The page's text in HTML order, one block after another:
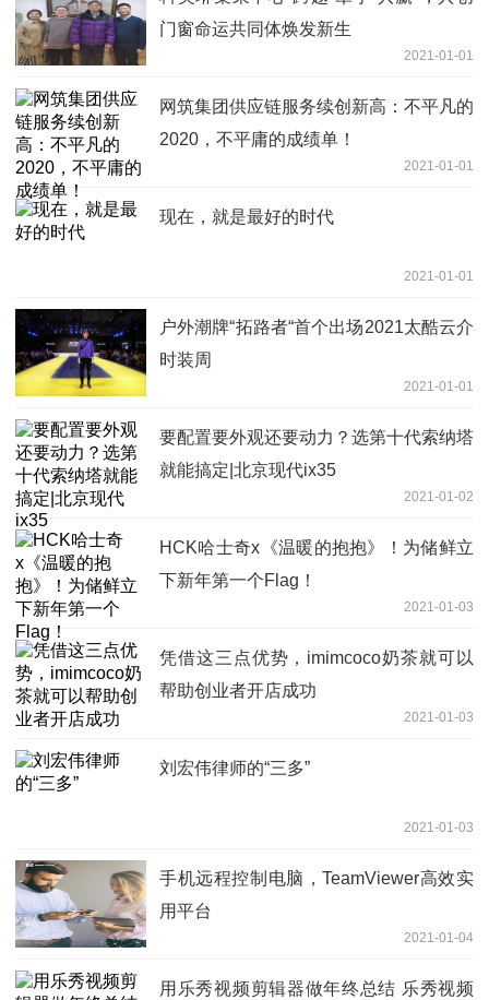
门窗命运共同体焕发新生
2021-01-01
网筑集团供应链服务续创新高：不平凡的
2020，不平庸的成绩单！
2021-01-01
现在，就是最好的时代
2021-01-01
户外潮牌“拓路者“首个出场2021太酷云介
时装周
2021-01-01
要配置要外观还要动力？选第十代索纳塔
就能搞定|北京现代ix35
2021-01-02
HCK哈士奇x《温暖的抱抱》！为储鲜立
下新年第一个Flag！
2021-01-03
凭借这三点优势，imimcoco奶茶就可以
帮助创业者开店成功
2021-01-03
刘宏伟律师的“三多”
2021-01-03
手机远程控制电脑，TeamViewer高效实
用平台
2021-01-04
用乐秀视频剪辑器做年终总结 乐秀视频